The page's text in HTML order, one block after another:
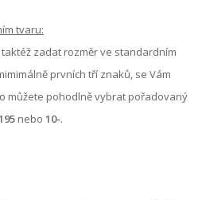
tvaru:
zadat rozměr ve standardním
prvních tří znaků, se Vám
můžete pohodlně vybrat pořadovaný
nebo 10-.